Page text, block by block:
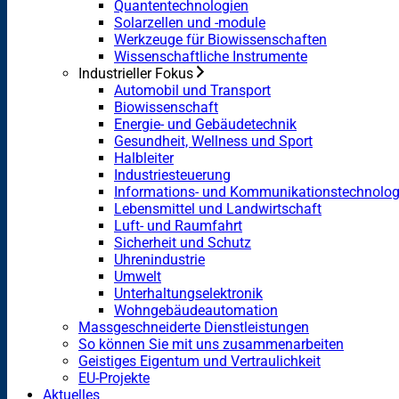
Quantentechnologien
Solarzellen und -module
Werkzeuge für Biowissenschaften
Wissenschaftliche Instrumente
Industrieller Fokus
Automobil und Transport
Biowissenschaft
Energie- und Gebäudetechnik
Gesundheit, Wellness und Sport
Halbleiter
Industriesteuerung
Informations- und
Lebensmittel und Landwirtschaft
Luft- und Raumfahrt
Sicherheit und Schutz
Uhrenindustrie
Umwelt
Unterhaltungselektronik
Wohngebäudeautomation
Massgeschneiderte Dienstleistungen
So können Sie mit uns zusammenarbeiten
Geistiges Eigentum und Vertraulichkeit
EU-Projekte
Aktuelles